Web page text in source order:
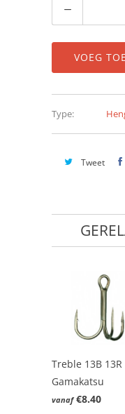
VOEG
Type:
Tweet
Treble 13B 13R
Gamakatsu
vanaf €8.40